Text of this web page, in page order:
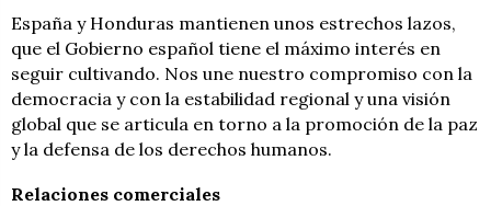
España y Honduras mantienen unos estrechos lazos,
que el Gobierno español tiene el máximo interés en
seguir cultivando. Nos une nuestro compromiso con la
democracia y con la estabilidad regional y una visión
global que se articula en torno a la promoción de la paz
y la defensa de los derechos humanos.
Relaciones comerciales